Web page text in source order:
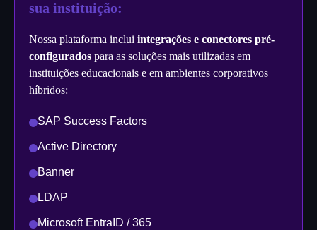
sua instituição:
Nossa plataforma inclui integrações e conectores pré-
configurados para as soluções mais utilizadas em
instituições educacionais e em ambientes corporativos
híbridos:
SAP Success Factors
Active Directory
Banner
LDAP
Microsoft EntraID / 365